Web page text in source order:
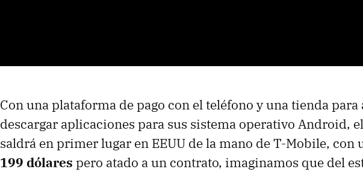
Con una plataforma de pago con el teléfono y una tienda
descargar aplicaciones para sus sistema operativo Android,
saldrá en primer lugar en EEUU de la mano de T-Mobile, con
199 dólares pero atado a un contrato, imaginamos que del